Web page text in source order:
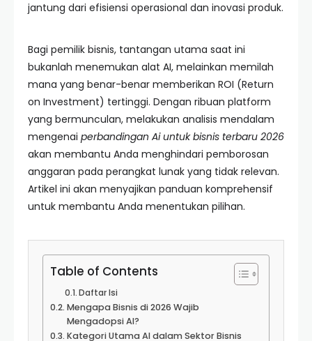
jantung dari efisiensi operasional dan inovasi produk.
Bagi pemilik bisnis, tantangan utama saat ini
bukanlah menemukan alat AI, melainkan memilah
mana yang benar-benar memberikan ROI (Return
on Investment) tertinggi. Dengan ribuan platform
yang bermunculan, melakukan analisis mendalam
mengenai perbandingan Ai untuk bisnis terbaru 2026
akan membantu Anda menghindari pemborosan
anggaran pada perangkat lunak yang tidak relevan.
Artikel ini akan menyajikan panduan komprehensif
untuk membantu Anda menentukan pilihan.
Table of Contents
Daftar Isi
Mengapa Bisnis di 2026 Wajib
Mengadopsi AI?
Kategori Utama AI dalam Sektor Bisnis